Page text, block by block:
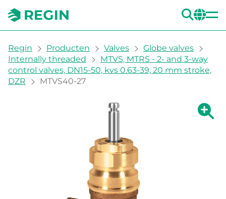
You are here:
Regin Producten Valves
Globe valves
Internally threaded
MTVS, MTRS - 2- and 3-way
control valves, DN15-50, kvs 0.63-39, 20 mm stroke,
DZR
MTVS40-27
Grote